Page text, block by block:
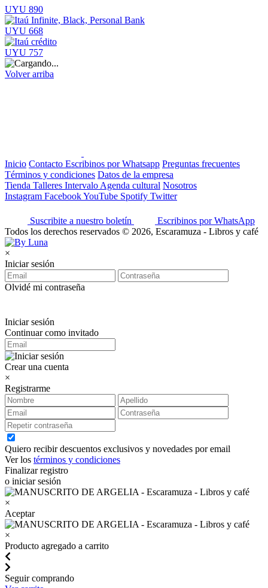
UYU 890
UYU 668
UYU 757
Volver arriba
Inicio Contacto Escribinos por Whatsapp Preguntas frecuentes
Términos y condiciones Datos de la empresa
Tienda Talleres Intervalo Agenda cultural Nosotros
Instagram FacebookYouTube Spotify Twitter
Suscribite a nuestro boletín
Escribinos por WhatsApp
Todos los derechos reservados © 2026, Escaramuza - Libros y café
×
Iniciar sesión
Olvidé mi contraseña
Iniciar sesión
Continuar como invitado
Crear una cuenta
×
Registrarme
Quiero recibir descuentos exclusivos y novedades por email
Ver los términos y condiciones
Finalizar registro
o iniciar sesión
×
Aceptar
×
Producto agregado a carrito
Seguir comprando